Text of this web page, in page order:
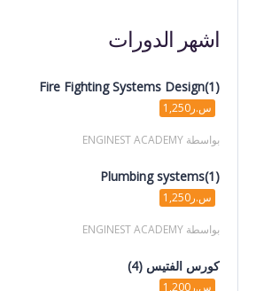
اشهر الدورات
Fire Fighting Systems Design(1)
س.ر1,250
بواسطة ENGINEST ACADEMY
Plumbing systems(1)
س.ر1,250
بواسطة ENGINEST ACADEMY
كورس الفتيس (4)
س.ر1,200